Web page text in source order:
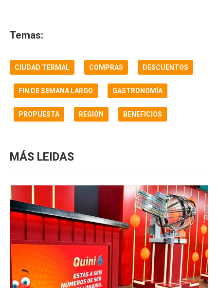
Temas:
CIUDAD TERMAL COMPRAS DESCUENTOS
FIN DE SEMANA LARGO GASTRONOMÍA
PROPUESTA REGIÓN BENEFICIOS
MÁS LEIDAS